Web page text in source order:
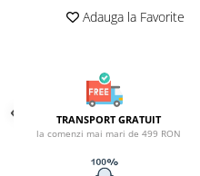
Adauga la Favorite
TRANSPORT GRATUIT
la comenzi mai mari de 499 RON